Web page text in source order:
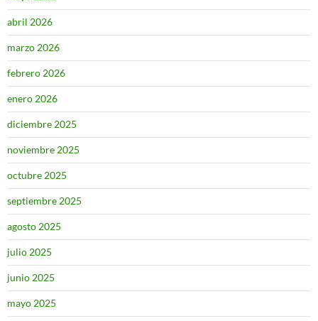
abril 2026
marzo 2026
febrero 2026
enero 2026
diciembre 2025
noviembre 2025
octubre 2025
septiembre 2025
agosto 2025
julio 2025
junio 2025
mayo 2025